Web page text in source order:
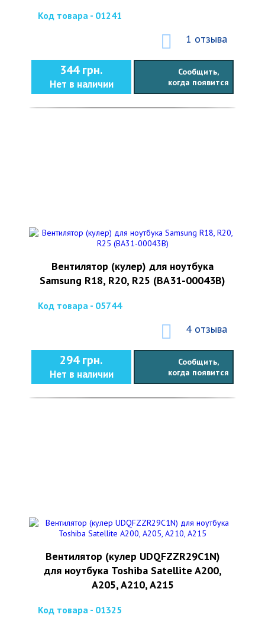
Код товара - 01241
1 отзыва
344 грн.
Нет в наличии
Сообщить,
когда появится
Вентилятор (кулер) для ноутбука
Samsung R18, R20, R25 (BA31-00043B)
Код товара - 05744
4 отзыва
294 грн.
Нет в наличии
Сообщить,
когда появится
Вентилятор (кулер UDQFZZR29C1N)
для ноутбука Toshiba Satellite A200,
A205, A210, A215
Код товара - 01325